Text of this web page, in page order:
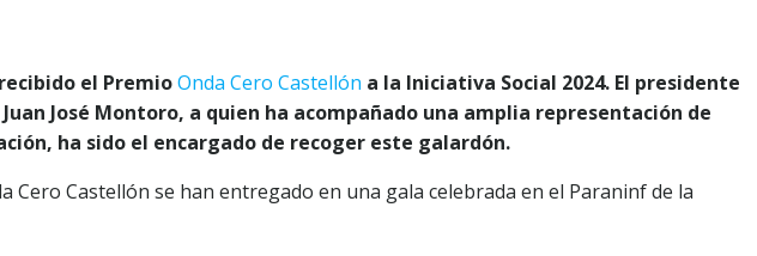
el PremioOnda Cero Castellón a la Iniciativa Social 2024. El presidente
Juan José Montoro, a quien ha acompañado una amplia representación de
ha sido el encargado de recoger este galardón.
Cero Castellón se han entregado en una gala celebrada en el Paraninf de la